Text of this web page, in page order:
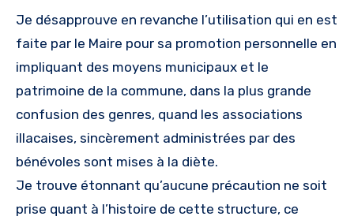
Je désapprouve en revanche l’utilisation qui en est
faite par le Maire pour sa promotion personnelle en
impliquant des moyens municipaux et le
patrimoine de la commune, dans la plus grande
confusion des genres, quand les associations
illacaises, sincèrement administrées par des
bénévoles sont mises à la diète.
Je trouve étonnant qu’aucune précaution ne soit
prise quant à l’histoire de cette structure, ce